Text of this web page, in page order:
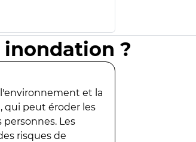
?
et la
qui peut éroder les
Les
risques de